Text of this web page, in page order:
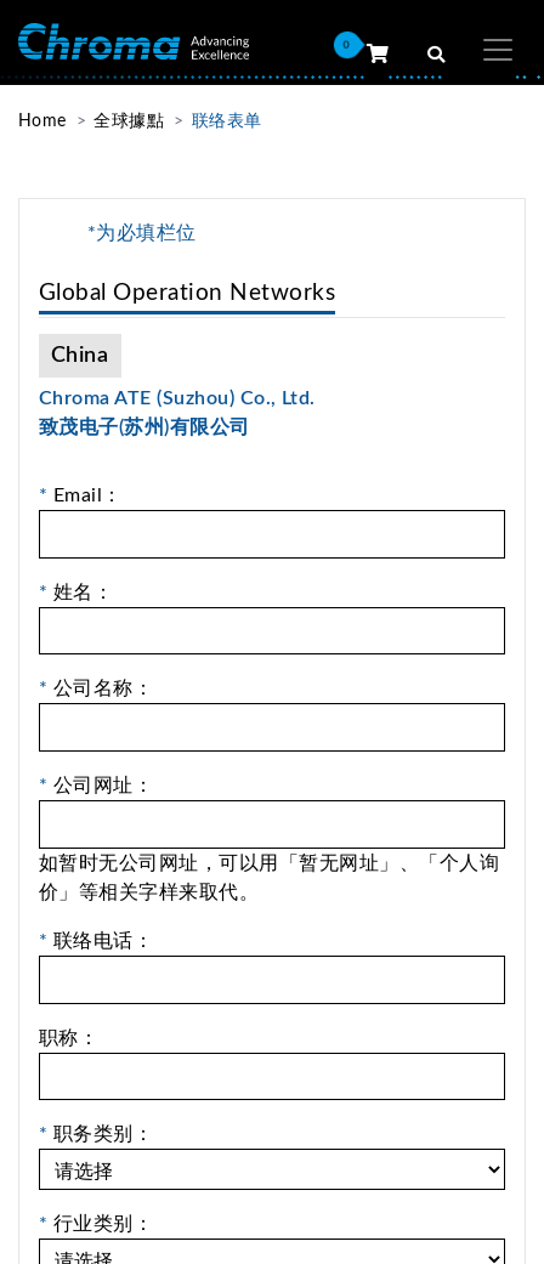
0
Home 全球據點 联络表单
*为必填栏位
Global Operation Networks
China
Chroma ATE (Suzhou) Co., Ltd.
致茂电子(苏州)有限公司
* Email：
* 姓名：
* 公司名称：
* 公司网址：
如暂时无公司网址，可以用「暂无网址」、「个人询
价」等相关字样来取代。
* 联络电话：
职称：
* 职务类别：
* 行业类别：